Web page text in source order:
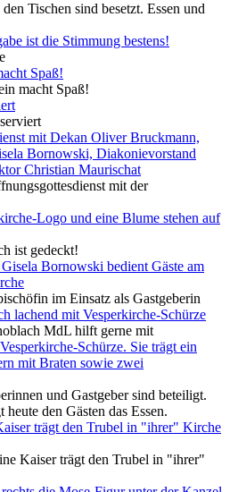
Tischen sind besetzt. Essen und
macht Spaß!
mit der
ist gedeckt!
im Einsatz als Gastgeberin
MdL hilft gerne mit
und Gastgeber sind beteiligt.
den Gästen das Essen.
Kaiser trägt den Trubel in "ihrer"